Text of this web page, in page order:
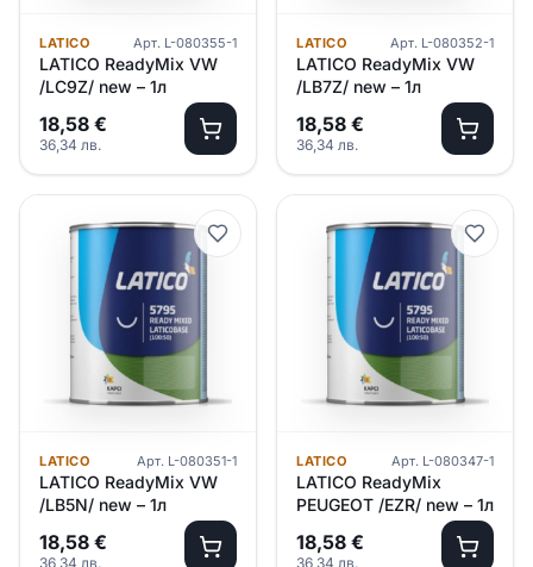
LATICO Арт. L-080355-1
LATICO ReadyMix VW
/LC9Z/ new – 1л
18,58 €
36,34 лв.
LATICO Арт. L-080352-1
LATICO ReadyMix VW
/LB7Z/ new – 1л
18,58 €
36,34 лв.
LATICO Арт. L-080351-1
LATICO ReadyMix VW
/LB5N/ new – 1л
18,58 €
36,34 лв.
LATICO Арт. L-080347-1
LATICO ReadyMix
PEUGEOT /EZR/ new – 1л
18,58 €
36,34 лв.